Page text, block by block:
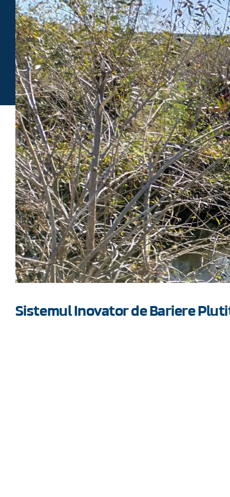
Sistemul Inovator de Bariere